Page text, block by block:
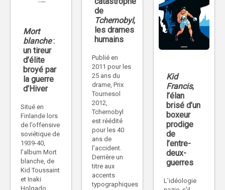
de
Tchernobyl,
les drames
humains
Publié en
2011 pour les
25 ans du
drame, Prix
Tournesol
2012,
Tchernobyl
est réédité
pour les 40
ans de
l’accident.
Derrière un
titre aux
accents
typographiques
Mort
blanche:
un tireur
d’élite
broyé par
la guerre
d’Hiver
Situé en
Finlande lors
de l’offensive
soviétique de
1939-40,
l’album Mort
blanche, de
Kid Toussaint
et Inaki
Holgado,
Kid
Francis,
l’élan
brisé d’un
boxeur
prodige
de
l’entre-
deux-
guerres
L’idéologie